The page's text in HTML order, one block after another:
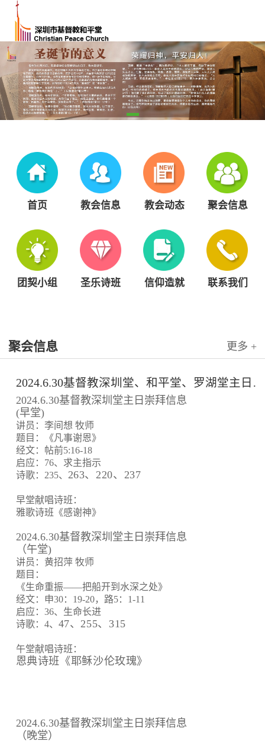
首页 教会信息 教会动态 聚会信息
团契小组 圣乐诗班 信仰造就 联系我们
聚会信息 更多 +
2024.6.30基督教深圳堂、和平堂、罗湖堂主日崇拜信息
2024.6.30基督教深圳堂主日崇拜信息
(早堂)
讲员：李间想 牧师
题目：《凡事谢恩》
经文：帖前5:16-18
启应：76、求主指示
诗歌：235、 263、220、237
早堂献唱诗班：
雅歌诗班《感谢神》
2024.6.30基督教深圳堂主日崇拜信息
（午堂)
讲员：黄招萍 牧师
题目：
《生命重振——把船开到水深之处》
经文：申30：19-20，路5：1-11
启应：36、生命长进
诗歌：4、 47、255、315
午堂献唱诗班：
恩典诗班《耶稣沙伦玫瑰》
2024.6.30基督教深圳堂主日崇拜信息
（晚堂）